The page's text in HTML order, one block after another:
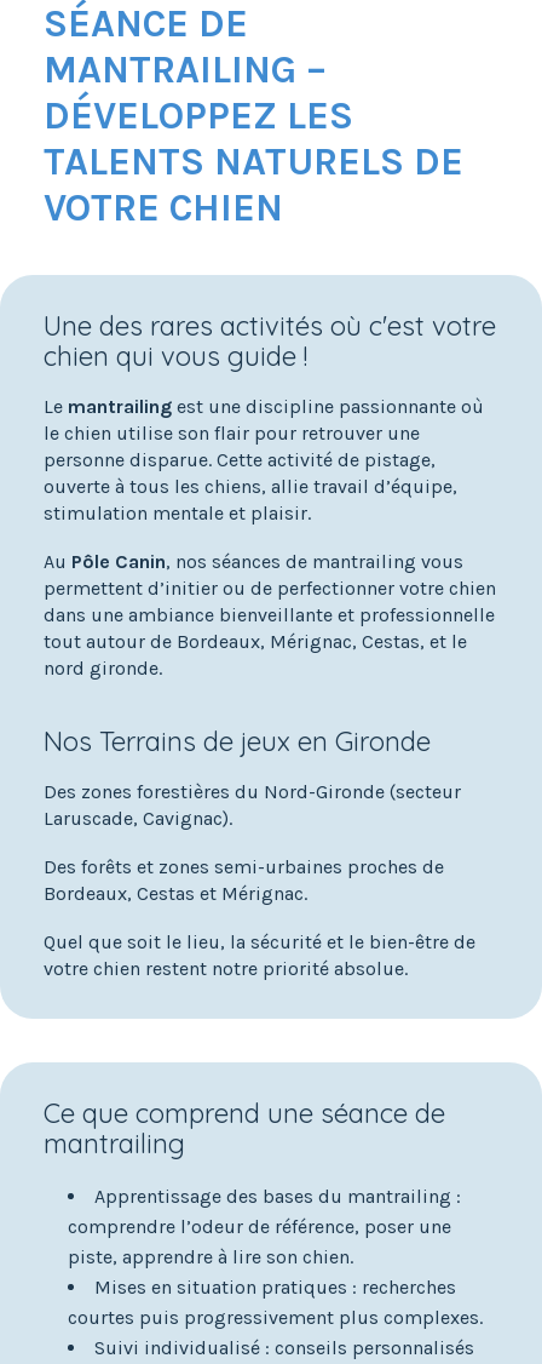
SÉANCE DE
MANTRAILING –
DÉVELOPPEZ LES
TALENTS NATURELS DE
VOTRE CHIEN
Une des rares activités où c'est votre
chien qui vous guide !
Le mantrailing est une discipline passionnante où
le chien utilise son flair pour retrouver une
personne disparue. Cette activité de pistage,
ouverte à tous les chiens, allie travail d’équipe,
stimulation mentale et plaisir.
Au Pôle Canin, nos séances de mantrailing vous
permettent d’initier ou de perfectionner votre chien
dans une ambiance bienveillante et professionnelle
tout autour de Bordeaux, Mérignac, Cestas, et le
nord gironde.
Nos Terrains de jeux en Gironde
Des zones forestières du Nord-Gironde (secteur
Laruscade, Cavignac).
Des forêts et zones semi-urbaines proches de
Bordeaux, Cestas et Mérignac.
Quel que soit le lieu, la sécurité et le bien-être de
votre chien restent notre priorité absolue.
Ce que comprend une séance de
mantrailing
Apprentissage des bases du mantrailing :
comprendre l’odeur de référence, poser une
piste, apprendre à lire son chien.
Mises en situation pratiques : recherches
courtes puis progressivement plus complexes.
Suivi individualisé : conseils personnalisés